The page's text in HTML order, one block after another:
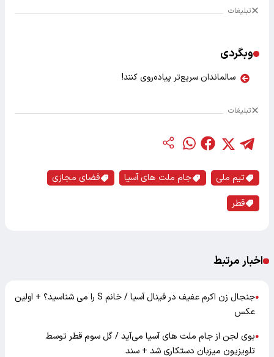
تبلیغات
وبگردی
سالماندان سریع‌تر پیاده‌روی کنند!
تبلیغات
تیم ملی جام ملت های آسیا
فضای مجازی
قطر
اخبار مرتبط
●
جنجال زن اکرم عفیف در فینال آسیا / خانم S را می شناسید؟ + اولین
عکس
●بوی لجن از جام ملت های آسیا می‌آید / گل سوم قطر توسط
تلویزیون میزبان دستکاری شد + سند